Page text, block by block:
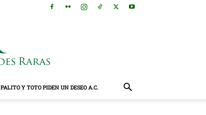
PALITO Y TOTO PIDEN UN DESEO A.C.